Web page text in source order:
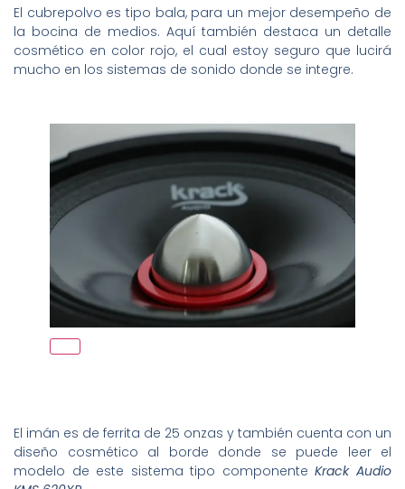
El cubrepolvo es tipo bala, para un mejor desempeño de
la bocina de medios. Aquí también destaca un detalle
cosmético en color rojo, el cual estoy seguro que lucirá
mucho en los sistemas de sonido donde se integre.
El imán es de ferrita de 25 onzas y también cuenta con un
diseño cosmético al borde donde se puede leer el
modelo de este sistema tipo componenteKrack Audio